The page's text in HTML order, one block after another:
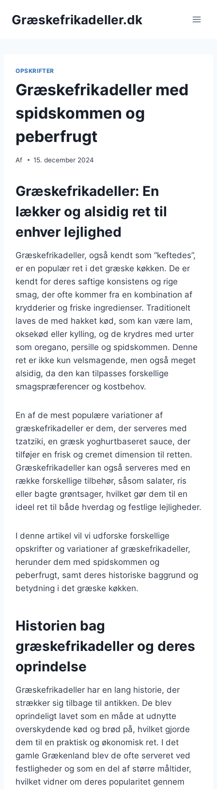
Græskefrikadeller.dk
OPSKRIFTER
Græskefrikadeller med
spidskommen og
peberfrugt
Af 15. december 2024
Græskefrikadeller: En
lækker og alsidig ret til
enhver lejlighed
Græskefrikadeller, også kendt som “keftedes”,
er en populær ret i det græske køkken. De er
kendt for deres saftige konsistens og rige
smag, der ofte kommer fra en kombination af
krydderier og friske ingredienser. Traditionelt
laves de med hakket kød, som kan være lam,
oksekød eller kylling, og de krydres med urter
som oregano, persille og spidskommen. Denne
ret er ikke kun velsmagende, men også meget
alsidig, da den kan tilpasses forskellige
smagspræferencer og kostbehov.
En af de mest populære variationer af
græskefrikadeller er dem, der serveres med
tzatziki, en græsk yoghurtbaseret sauce, der
tilføjer en frisk og cremet dimension til retten.
Græskefrikadeller kan også serveres med en
række forskellige tilbehør, såsom salater, ris
eller bagte grøntsager, hvilket gør dem til en
ideel ret til både hverdag og festlige lejligheder.
I denne artikel vil vi udforske forskellige
opskrifter og variationer af græskefrikadeller,
herunder dem med spidskommen og
peberfrugt, samt deres historiske baggrund og
betydning i det græske køkken.
Historien bag
græskefrikadeller og deres
oprindelse
Græskefrikadeller har en lang historie, der
strækker sig tilbage til antikken. De blev
oprindeligt lavet som en måde at udnytte
overskydende kød og brød på, hvilket gjorde
dem til en praktisk og økonomisk ret. I det
gamle Grækenland blev de ofte serveret ved
festligheder og som en del af større måltider,
hvilket vidner om deres popularitet gennem